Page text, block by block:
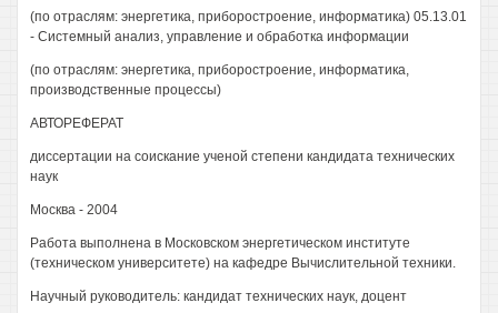
(по отраслям: энергетика, приборостроение, информатика) 05.13.01
- Системный анализ, управление и обработка информации
(по отраслям: энергетика, приборостроение, информатика,
производственные процессы)
АВТОРЕФЕРАТ
диссертации на соискание ученой степени кандидата технических
наук
Москва - 2004
Работа выполнена в Московском энергетическом институте
(техническом университете) на кафедре Вычислительной техники.
Научный руководитель: кандидат технических наук, доцент